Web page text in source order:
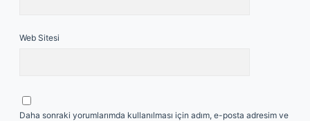
Web Sitesi
Daha sonraki yorumlarımda kullanılması için adım, e-posta adresim ve